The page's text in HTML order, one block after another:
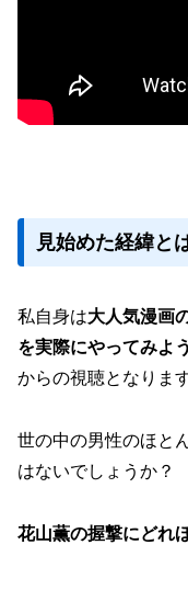
見始めた経緯と
私自身は大人気漫画
を実際にやってみよ
からの視聴となります
世の中の男性のほと
はないでしょうか？
花山薫の握撃にどれ